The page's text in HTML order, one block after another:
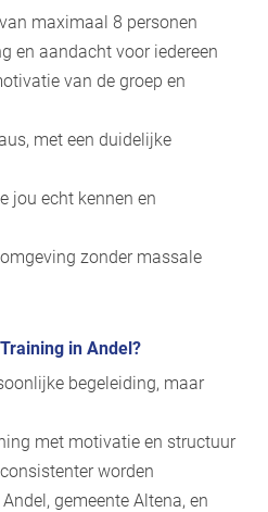
maximaal 8 personen
en aandacht voor iedereen
van de groep en
met een duidelijke
jou echt kennen en
zonder massale
in Andel?
begeleiding, maar
met motivatie en structuur
worden
gemeente Altena, en